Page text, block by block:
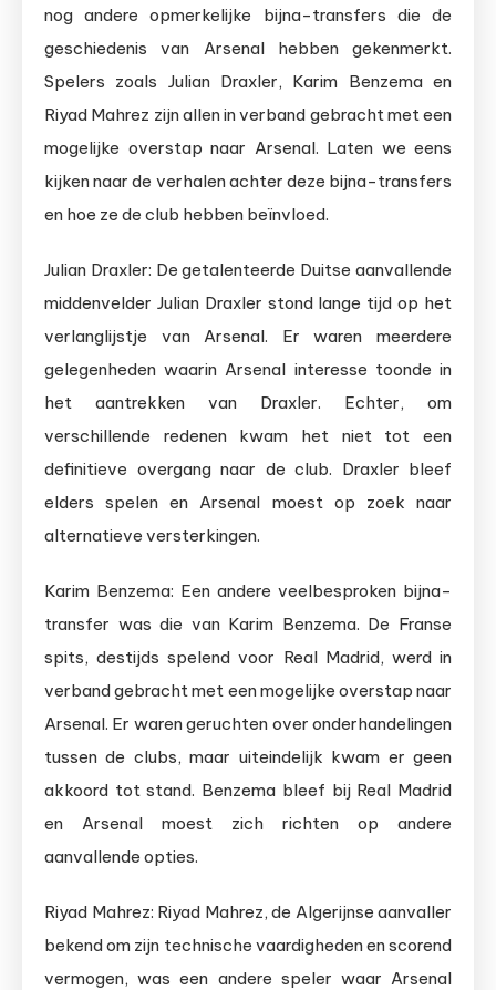
nog andere opmerkelijke bijna-transfers die de
geschiedenis van Arsenal hebben gekenmerkt.
Spelers zoals Julian Draxler, Karim Benzema en
Riyad Mahrez zijn allen in verband gebracht met een
mogelijke overstap naar Arsenal. Laten we eens
kijken naar de verhalen achter deze bijna-transfers
en hoe ze de club hebben beïnvloed.
Julian Draxler: De getalenteerde Duitse aanvallende
middenvelder Julian Draxler stond lange tijd op het
verlanglijstje van Arsenal. Er waren meerdere
gelegenheden waarin Arsenal interesse toonde in
het aantrekken van Draxler. Echter, om
verschillende redenen kwam het niet tot een
definitieve overgang naar de club. Draxler bleef
elders spelen en Arsenal moest op zoek naar
alternatieve versterkingen.
Karim Benzema: Een andere veelbesproken bijna-
transfer was die van Karim Benzema. De Franse
spits, destijds spelend voor Real Madrid, werd in
verband gebracht met een mogelijke overstap naar
Arsenal. Er waren geruchten over onderhandelingen
tussen de clubs, maar uiteindelijk kwam er geen
akkoord tot stand. Benzema bleef bij Real Madrid
en Arsenal moest zich richten op andere
aanvallende opties.
Riyad Mahrez: Riyad Mahrez, de Algerijnse aanvaller
bekend om zijn technische vaardigheden en scorend
vermogen, was een andere speler waar Arsenal